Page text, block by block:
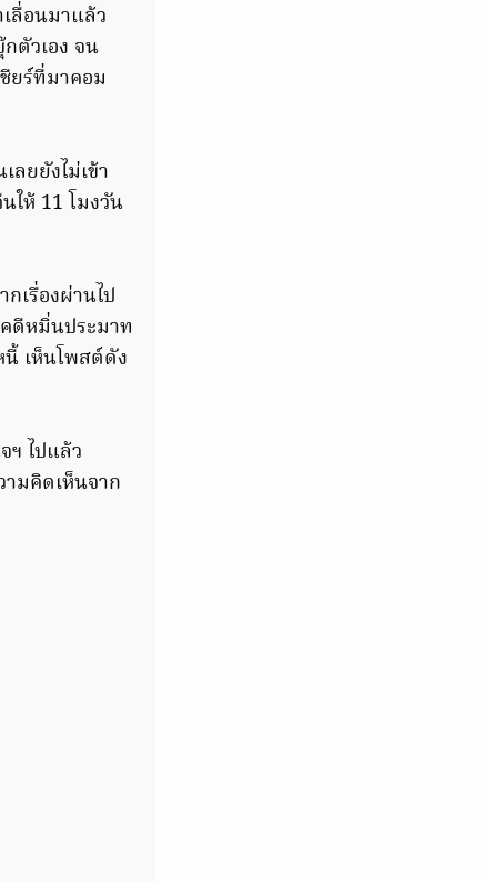
ลื่อนมาแล้ว
ตัวเอง จน
ยร์ที่มาคอม
ยยังไม่เข้า
ให้ 11 โมงวัน
เรื่องผ่านไป
ดีหมิ่นประมาท
เห็นโพสต์ดัง
ไปแล้ว
มคิดเห็นจาก